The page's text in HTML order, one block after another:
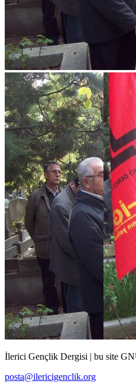
İlerici Gençlik Dergisi | bu site
posta@ilericigenclik.org